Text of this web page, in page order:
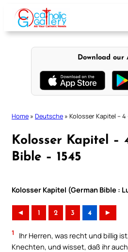
content
Download our
Home » Deutsche » Kolosser Kapitel – 4
Kolosser Kapitel –
Bible – 1545
Kolosser Kapitel (German Bible :
◄ 1 2 3 4 ►
1
Ihr Herren, was recht und billig
Knechten, und wisset, daß ihr auch